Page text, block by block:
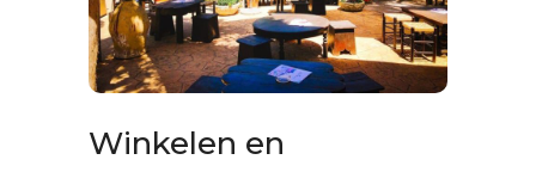
Winkelen en